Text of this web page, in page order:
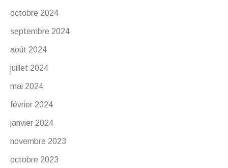
octobre 2024
septembre 2024
août 2024
juillet 2024
mai 2024
février 2024
janvier 2024
novembre 2023
octobre 2023